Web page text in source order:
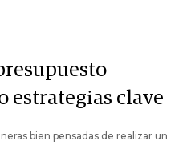
estrategias clave
bien pensadas de realizar un